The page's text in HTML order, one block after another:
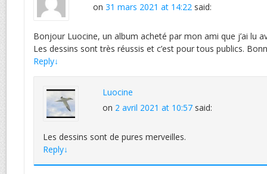
on 31 mars 2021 at 14:22 said:
Bonjour Luocine, un album acheté par mon ami que j’ai lu
Les dessins sont très réussis et c’est pour tous publics.
Reply↓
Luocine
on 2 avril 2021 at 10:57 said:
Les dessins sont de pures merveilles.
Reply↓